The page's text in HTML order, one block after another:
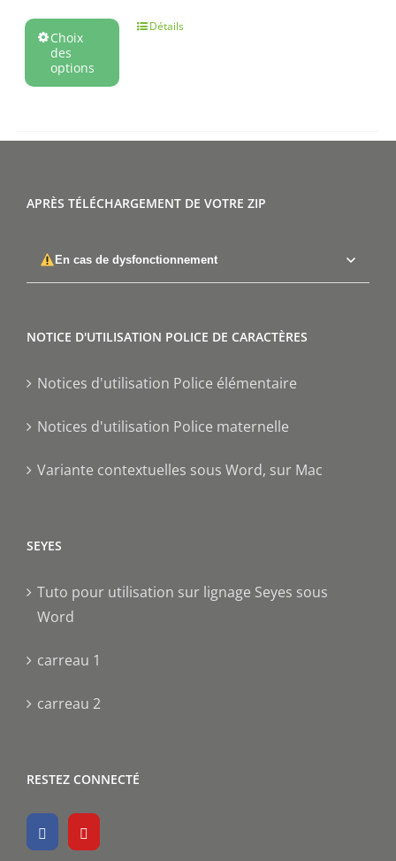
Choix
des
options
Détails
APRÈS TÉLÉCHARGEMENT DE VOTRE ZIP
En cas de dysfonctionnement
NOTICE D'UTILISATION POLICE DE CARACTÈRES
Notices d'utilisation Police élémentaire
Notices d'utilisation Police maternelle
Variante contextuelles sous Word, sur Mac
SEYES
Tuto pour utilisation sur lignage Seyes sous
Word
carreau 1
carreau 2
RESTEZ CONNECTÉ